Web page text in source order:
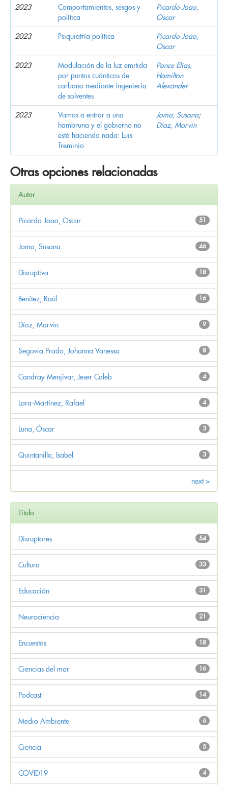
2023
Comportamientos, sesgos y
política
Picardo Joao,
Oscar
2023 Psiquiatría política
Picardo Joao,
Oscar
2023
Modulación de la luz emitida
por puntos cuánticos de
carbono mediante ingeniería
de solventes
Ponce Elías,
Hamilton
Alexander
2023
Vamos a entrar a una
hambruna y el gobierno no
está haciendo nada: Luis
Treminio
Joma, Susana;
Díaz, Marvin
Otras opciones relacionadas
Autor
51
Picardo Joao, Oscar
46
Joma, Susana
18
Disruptiva
16
Benítez, Raúl
9
Díaz, Marvin
8
Segovia Prado, Johanna Vanessa
4
Candray Menjívar, Jeser Caleb
4
Lara-Martínez, Rafael
3
Luna, Óscar
3
Quintanilla, Isabel
next >
Título
54
Disruptores
33
Cultura
31
Educación
21
Neurociencia
18
Encuestas
16
Ciencias del mar
14
Podcast
6
Medio Ambiente
5
Ciencia
4
COVID19